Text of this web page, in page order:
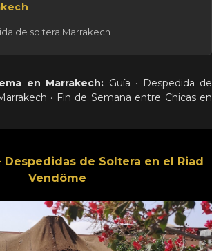
de soltera Marrakech
en Marrakech: Guía ·
Despedida de
· Fin de Semana entre Chicas en
Despedidas de Soltera en el Riad
Vendôme